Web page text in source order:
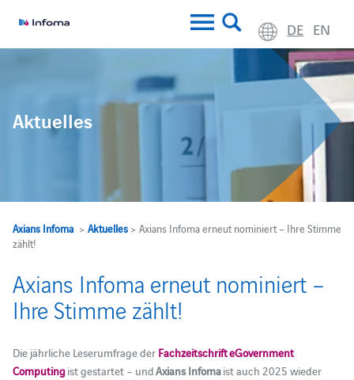
DE EN
Aktuelles
Axians Infoma> Aktuelles> Axians Infoma erneut nominiert – Ihre Stimme
zählt!
Axians Infoma erneut nominiert –
Ihre Stimme zählt!
Die jährliche Leserumfrage der Fachzeitschrift eGovernment
Computingist gestartet – undAxians Infomaist auch 2025 wieder